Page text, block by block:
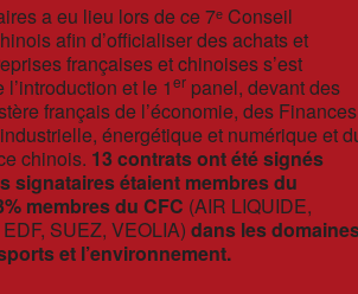
a eu lieu lors de ce 7ᵉ Conseil
afin d’officialiser des achats et
françaises et chinoises s’est
et le 1er panel, devant des
français de l’économie, des Finances
énergétique et numérique et
chinois. 13 contrats ont été signés
signataires étaient membres du
membres du CFC (AIR LIQUIDE,
SUEZ, VEOLIA) dans les
et l’environnement.